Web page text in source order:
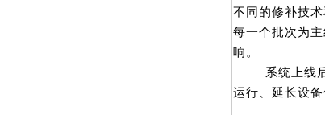
不同的修补技
每一个批次为
响。
系统上线后
运行、延长设备